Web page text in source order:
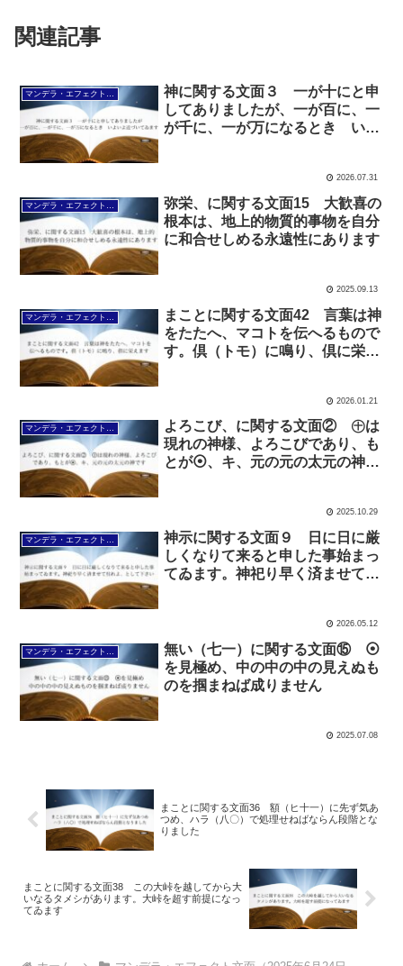
関連記事
マンデラ・エフェクト文面（2025年6月24日～
神に関する文面３ 一が十にと申
してありましたが、一が百に、一
が千に、一が万になるとき いよ
2026.07.31
マンデラ・エフェクト文面（2025年6月24日～
弥栄、に関する文面15 大歓喜の
根本は、地上的物質的事物を自分
に和合せしめる永遠性にあります
2025.09.13
まことに関する文面42 言葉は神
をたたへ、マコトを伝へるもので
す。倶（トモ）に鳴り、倶に栄え
2026.01.21
マンデラ・エフェクト文面（2025年6月24日～
よろこび、に関する文面② ㊉は
現れの神様、よろこびであり、も
とが⦿、キ、元の元の太元の神で
2025.10.29
マンデラ・エフェクト文面（2025年6月24日～
神示に関する文面９ 日に日に厳
しくなりて来ると申した事始まっ
てゐます。神祀り早く済ませて呉
2026.05.12
無い（七一）に関する文面⑮ ⦿
を見極め、中の中の中の見えぬも
のを掴まねば成りません
2025.07.08
まことに関する文面36 額（ヒ十一）に先ず気あ
つめ、ハラ（八〇）で処理せねばならん段階とな
りました
まことに関する文面38 この大峠を越してから大
いなるタメシがあります。大峠を超す前提になっ
てゐます